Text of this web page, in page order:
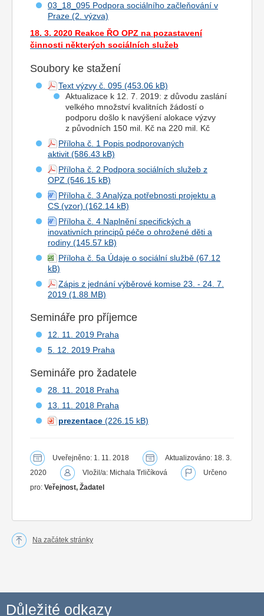
03_18_095 Podpora sociálního začleňování v
Praze (2. výzva)
18. 3. 2020 Reakce ŘO OPZ na pozastavení
činnosti některých sociálních služeb
Soubory ke stažení
Text výzvy č. 095
Aktualizace k 12. 7. 2019: z důvodu zaslání
velkého množství kvalitních žádostí o
podporu došlo k navýšení alokace výzvy
z původních 150 mil. Kč na 220 mil. Kč
Příloha č. 1 Popis podporovaných
aktivit
Příloha č. 2 Podpora sociálních služeb z
OPZ
Příloha č. 3 Analýza potřebnosti projektu a
CS (vzor)
Příloha č. 4 Naplnění specifických a
inovativních principů péče o ohrožené děti a
rodiny
Příloha č. 5a Údaje o sociální službě
Zápis z jednání výběrové komise 23. - 24. 7.
2019
Semináře pro příjemce
12. 11. 2019 Praha
5. 12. 2019 Praha
Semináře pro žadatele
28. 11. 2018 Praha
13. 11. 2018 Praha
prezentace
Uveřejněno: 1. 11. 2018
Aktualizováno: 18. 3.
2020
Vložil/a: Michala Trličíková
Určeno
pro: Veřejnost, Žadatel
Na začátek stránky
Důležité odkazy